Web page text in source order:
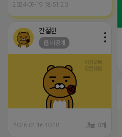
2024-09-19 18:51:20
비공개
2026-04-16 10:18 댓글: 0개